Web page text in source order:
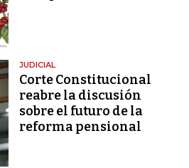
JUDICIAL
Corte Constitucional
reabre la discusión
sobre el futuro de la
reforma pensional